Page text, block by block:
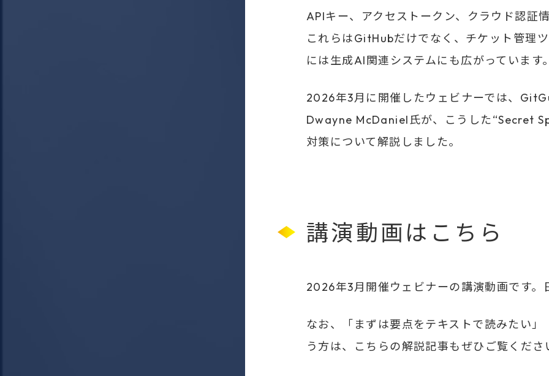
APIキー、アクセストークン、クラウド認証
これらはGitHubだけでなく、チケット管理
には生成AI関連システムにも広がっています。
2026年3月に開催したウェビナーでは、
Dwayne McDaniel氏が、こうした“Secret
対策について解説しました。
講演動画はこちら
2026年3月開催ウェビナーの講演動画です。
なお、「まずは要点をテキストで読みたい
う方は、こちらの解説記事もぜひご覧くださ